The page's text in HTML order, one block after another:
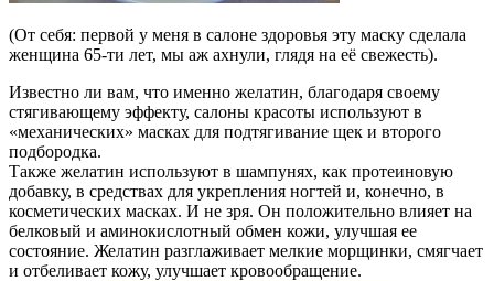
(От себя: первой у меня в салоне здоровья эту маску сделала
женщина 65-ти лет, мы аж ахнули, глядя на её свежесть).
Известно ли вам, что именно желатин, благодаря своему
стягивающему эффекту, салоны красоты используют в
«механических» масках для подтягивание щек и второго
подбородка.
Также желатин используют в шампунях, как протеиновую
добавку, в средствах для укрепления ногтей и, конечно, в
косметических масках. И не зря. Он положительно влияет на
белковый и аминокислотный обмен кожи, улучшая ее
состояние. Желатин разглаживает мелкие морщинки, смягчает
и отбеливает кожу, улучшает кровообращение.